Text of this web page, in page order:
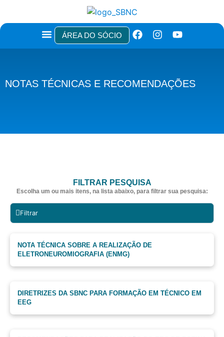
ÁREA DO SÓCIO
NOTAS TÉCNICAS E RECOMENDAÇÕES
FILTRAR PESQUISA
Escolha um ou mais itens, na lista abaixo, para filtrar sua pesquisa:
Filtrar
NOTA TÉCNICA SOBRE A REALIZAÇÃO DE
ELETRONEUROMIOGRAFIA (ENMG)
DIRETRIZES DA SBNC PARA FORMAÇÃO EM TÉCNICO EM
EEG